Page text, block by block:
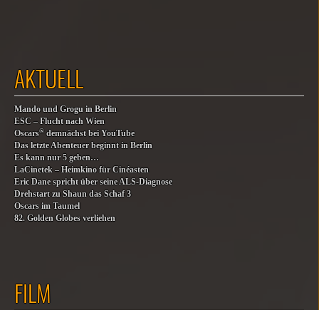
AKTUELL
Mando und Grogu in Berlin
ESC – Flucht nach Wien
Oscars® demnächst bei YouTube
Das letzte Abenteuer beginnt in Berlin
Es kann nur 5 geben…
LaCinetek – Heimkino für Cinéasten
Eric Dane spricht über seine ALS-Diagnose
Drehstart zu Shaun das Schaf 3
Oscars im Taumel
82. Golden Globes verliehen
FILM